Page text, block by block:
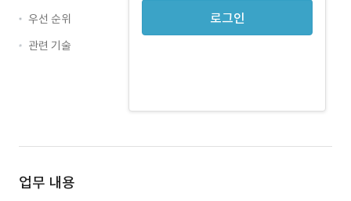
로그인
우선 순위
관련 기술
업무 내용